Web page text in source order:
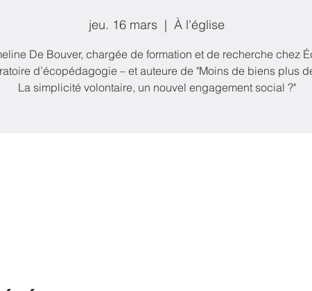
jeu. 16 mars
  |
À l'église
De Bouver, chargée de formation et de recherche chez
d’écopédagogie – et auteure de "Moins de biens plus
La simplicité volontaire, un nouvel engagement social ?"